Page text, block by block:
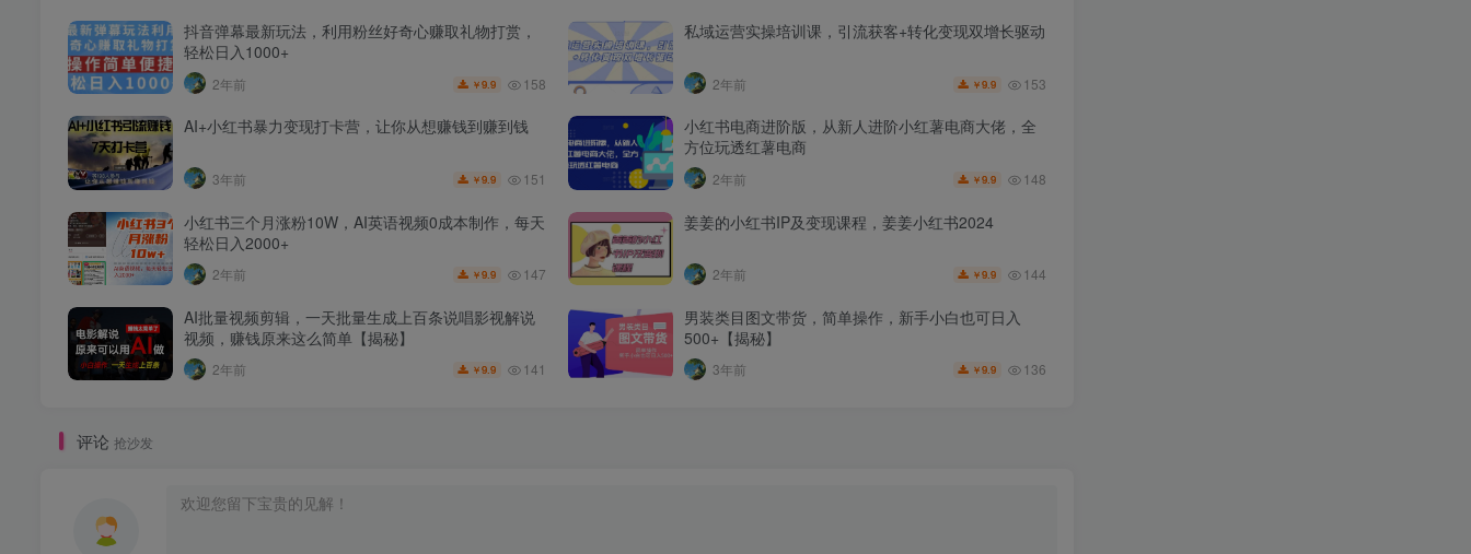
抖音弹幕最新玩法，利用粉丝好奇心赚取礼物打赏，
轻松日入1000+
2年前 ￥9.9 158
私域运营实操培训课，引流获客+转化变现双增长驱动
2年前 ￥9.9 153
AI+小红书暴力变现打卡营，让你从想赚钱到赚到钱
3年前 ￥9.9 151
小红书电商进阶版，从新人进阶小红薯电商大佬，全
方位玩透红薯电商
2年前 ￥9.9 148
小红书三个月涨粉10W，AI英语视频0成本制作，每天
轻松日入2000+
2年前 ￥9.9 147
姜姜的小红书IP及变现课程，姜姜小红书2024
2年前 ￥9.9 144
AI批量视频剪辑，一天批量生成上百条说唱影视解说
视频，赚钱原来这么简单【揭秘】
2年前 ￥9.9 141
男装类目图文带货，简单操作，新手小白也可日入
500+【揭秘】
3年前 ￥9.9 136
评论 抢沙发